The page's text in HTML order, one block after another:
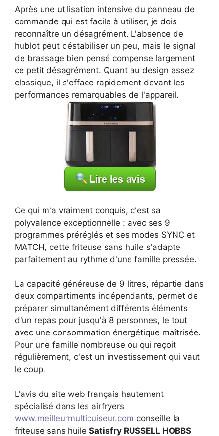
Après une utilisation intensive du panneau de
commande qui est facile à utiliser, je dois
reconnaître un désagrément. L'absence de
hublot peut déstabiliser un peu, mais le signal
de brassage bien pensé compense largement
ce petit désagrément. Quant au design assez
classique, il s'efface rapidement devant les
performances remarquables de l'appareil.
Ce qui m'a vraiment conquis, c'est sa
polyvalence exceptionnelle : avec ses 9
programmes préréglés et ses modes SYNC et
MATCH, cette friteuse sans huile s'adapte
parfaitement au rythme d'une famille pressée.
La capacité généreuse de 9 litres, répartie dans
deux compartiments indépendants, permet de
préparer simultanément différents éléments
d'un repas pour jusqu'à 8 personnes, le tout
avec une consommation énergétique maîtrisée.
Pour une famille nombreuse ou qui reçoit
régulièrement, c'est un investissement qui vaut
le coup.
L'avis du site web français hautement
spécialisé dans les airfryers
www.meilleurmulticuiseur.com conseille la
friteuse sans huile Satisfry RUSSELL HOBBS